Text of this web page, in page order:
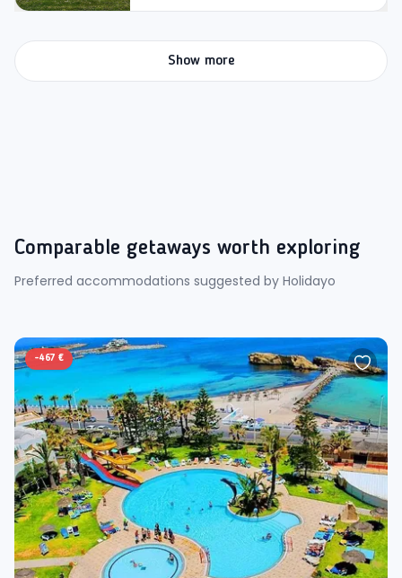
Show more
Comparable getaways worth exploring
Preferred accommodations suggested by Holidayo
-467 €